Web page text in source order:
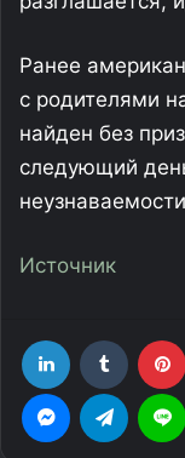
Ранее
с родителями
найден без
следующий
Источник